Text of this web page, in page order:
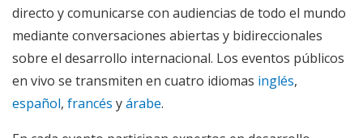
directo y comunicarse con audiencias de todo el mundo
mediante conversaciones abiertas y bidireccionales
sobre el desarrollo internacional. Los eventos públicos
en vivo se transmiten en cuatro idiomas inglés,
español, francés yárabe.